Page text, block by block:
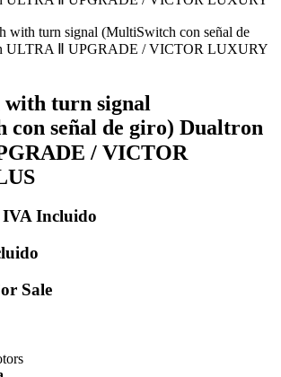
turn signal
con señal de giro) Dualtron
/ VICTOR
IVA Incluido
Sale